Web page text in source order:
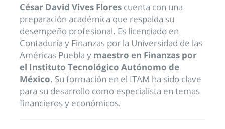
César David Vives Flores cuenta con una
preparación académica que respalda su
desempeño profesional. Es licenciado en
Contaduría y Finanzas por la Universidad de las
Américas Puebla y maestro en Finanzas por
el Instituto Tecnológico Autónomo de
México. Su formación en el ITAM ha sido clave
para su desarrollo como especialista en temas
financieros y económicos.